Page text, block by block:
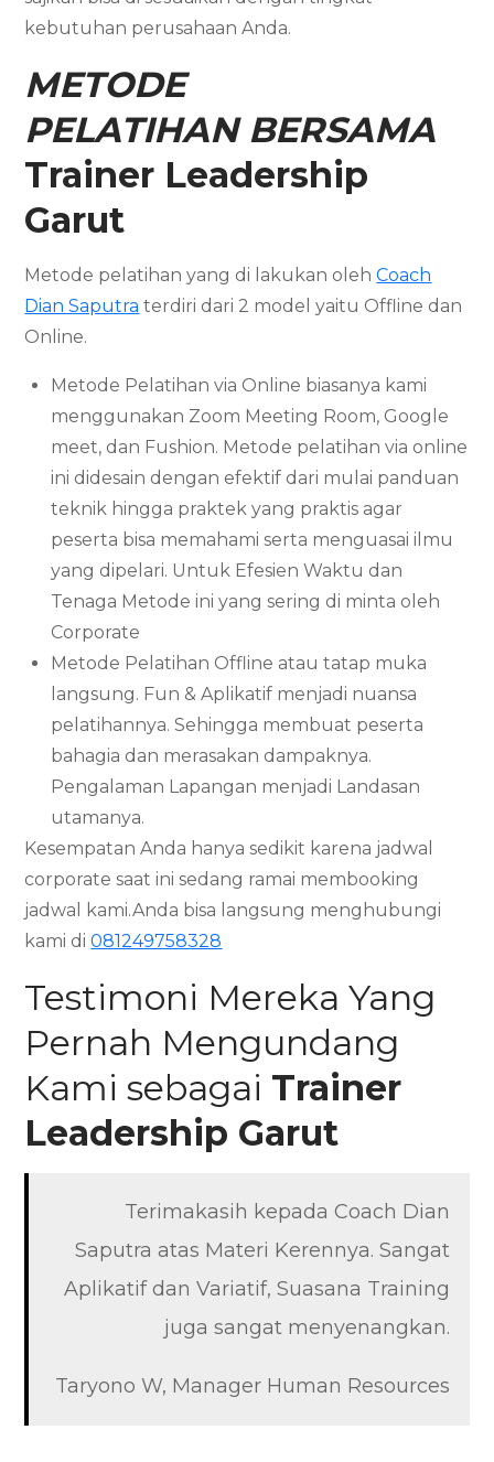
kebutuhan perusahaan Anda.
METODE
PELATIHAN BERSAMA
Trainer Leadership
Garut
Metode pelatihan yang di lakukan olehCoach
Dian Saputra terdiri dari 2 model yaitu Offline dan
Online.
Metode Pelatihan via Online biasanya kami
menggunakan Zoom Meeting Room, Google
meet, dan Fushion. Metode pelatihan via online
ini didesain dengan efektif dari mulai panduan
teknik hingga praktek yang praktis agar
peserta bisa memahami serta menguasai ilmu
yang dipelari. Untuk Efesien Waktu dan
Tenaga Metode ini yang sering di minta oleh
Corporate
Metode Pelatihan Offline atau tatap muka
langsung. Fun & Aplikatif menjadi nuansa
pelatihannya. Sehingga membuat peserta
bahagia dan merasakan dampaknya.
Pengalaman Lapangan menjadi Landasan
utamanya.
Kesempatan Anda hanya sedikit karena jadwal
corporate saat ini sedang ramai membooking
jadwal kami.Anda bisa langsung menghubungi
kami di081249758328
Testimoni Mereka Yang
Pernah Mengundang
Kami sebagai Trainer
Leadership Garut
Terimakasih kepada Coach Dian
Saputra atas Materi Kerennya. Sangat
Aplikatif dan Variatif, Suasana Training
juga sangat menyenangkan.
Taryono W, Manager Human Resources